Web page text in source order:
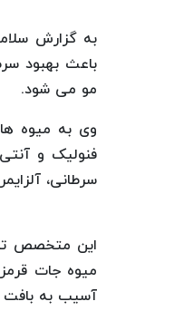
به گزارش
باعث بهبود
مو می شود.
وی به میوه
فنولیک و
سرطانی،
این متخصص
میوه جات
آسیب به